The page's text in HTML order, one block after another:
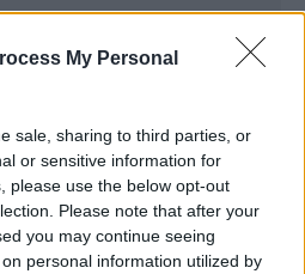
My Personal
sale, sharing to third parties, or
or sensitive information for
please use the below opt-out
Please note that after your
you may continue seeing
personal information utilized by